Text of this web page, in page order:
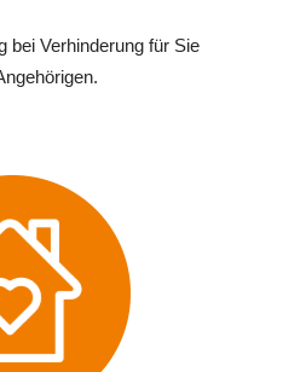
bei Verhinderung für Sie